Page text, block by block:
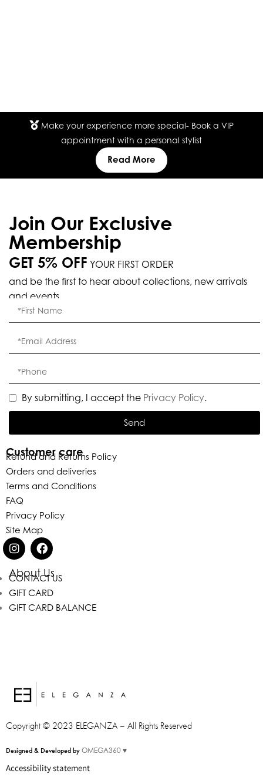
Make your experience more special- Book a VIP
appointment with a personal stylist
Read More
About Us
CONTACT US
GIFT CARD
GIFT CARD BALANCE
Customer care
Refund and Returns Policy
Orders and deliveries
Terms and Conditions
FAQ
Privacy Policy
Site Map
Join Our Exclusive
Membership
GET 5% OFF YOUR FIRST ORDER
and be the first to hear about collections, new arrivals
and events.
By submitting, I accept the Privacy Policy.
Send
Copyright © 2023 ELEGANZA – All Rights Reserved
Designed & Developed by OMEGA360 ♥
Accessibility statement
Eleganza Israel
היישלום, ברוכה הבאה ל-ELEGANZA -
ELISABETTA FRANCHI